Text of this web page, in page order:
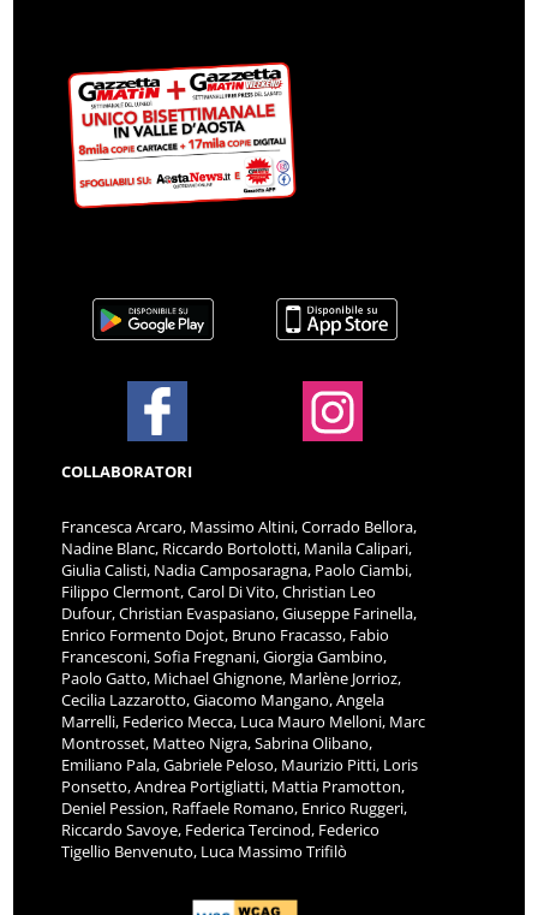
COLLABORATORI
Francesca Arcaro, Massimo Altini, Corrado Bellora,
Nadine Blanc, Riccardo Bortolotti, Manila Calipari,
Giulia Calisti, Nadia Camposaragna, Paolo Ciambi,
Filippo Clermont, Carol Di Vito, Christian Leo
Dufour, Christian Evaspasiano, Giuseppe Farinella,
Enrico Formento Dojot, Bruno Fracasso, Fabio
Francesconi, Sofia Fregnani, Giorgia Gambino,
Paolo Gatto, Michael Ghignone, Marlène Jorrioz,
Cecilia Lazzarotto, Giacomo Mangano, Angela
Marrelli, Federico Mecca, Luca Mauro Melloni, Marc
Montrosset, Matteo Nigra, Sabrina Olibano,
Emiliano Pala, Gabriele Peloso, Maurizio Pitti, Loris
Ponsetto, Andrea Portigliatti, Mattia Pramotton,
Deniel Pession, Raffaele Romano, Enrico Ruggeri,
Riccardo Savoye, Federica Tercinod, Federico
Tigellio Benvenuto, Luca Massimo Trifilò